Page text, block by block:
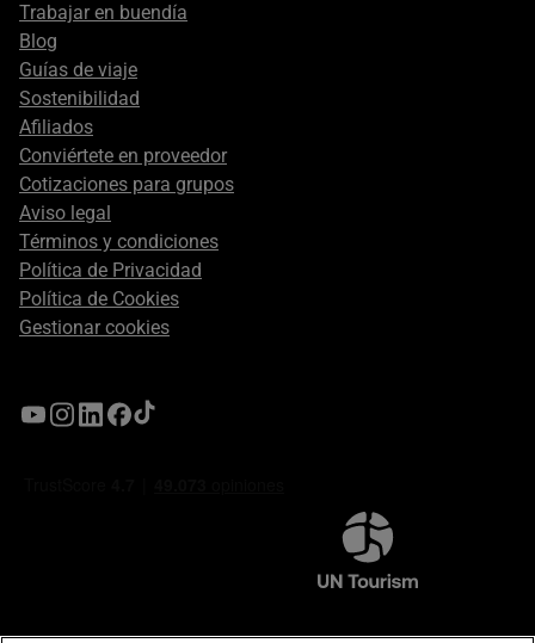
Trabajar en buendía
Blog
Guías de viaje
Sostenibilidad
Afiliados
Conviértete en proveedor
Cotizaciones para grupos
Aviso legal
Términos y condiciones
Política de Privacidad
Política de Cookies
Gestionar cookies